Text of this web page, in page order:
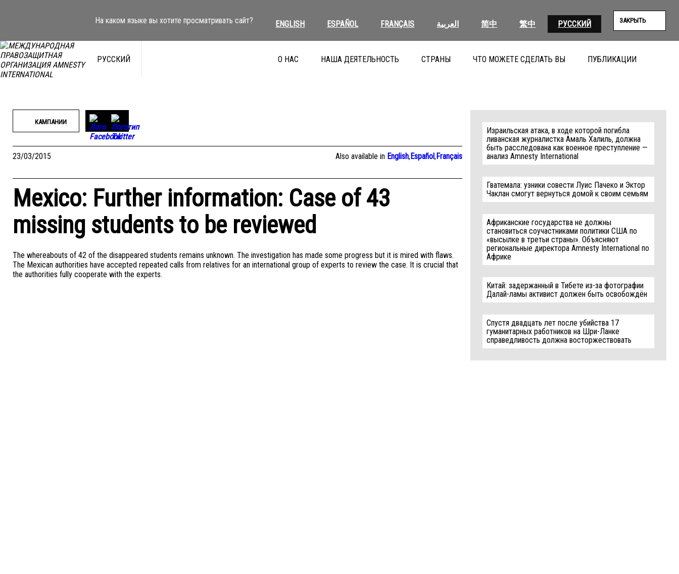
На каком языке вы хотите просматривать сайт? ENGLISH ESPAÑOL FRANÇAIS العربية 简中 繁中 РУССКИЙ ЗАКРЫТЬ
РУССКИЙ О НАС НАША ДЕЯТЕЛЬНОСТЬ СТРАНЫ ЧТО МОЖЕТЕ СДЕЛАТЬ ВЫ ПУБЛИКАЦИИ
КАМПАНИИ
23/03/2015 Also available in English,Español,Français
Mexico: Further information: Case of 43
missing students to be reviewed
The whereabouts of 42 of the disappeared students remains unknown. The investigation has made some progress but it is mired with flaws.
The Mexican authorities have accepted repeated calls from relatives for an international group of experts to review the case. It is crucial that
the authorities fully cooperate with the experts.
Израильская атака, в ходе которой погибла
ливанская журналистка Амаль Халиль, должна
быть расследована как военное преступление —
анализ Amnesty International
Гватемала: узники совести Луис Пачеко и Эктор
Чаклан смогут вернуться домой к своим семьям
Африканские государства не должны
становиться соучастниками политики США по
«высылке в третьи страны». Объясняют
региональные директора Amnesty International по
Африке
Китай: задержанный в Тибете из-за фотографии
Далай-ламы активист должен быть освобождён
Спустя двадцать лет после убийства 17
гуманитарных работников на Шри-Ланке
справедливость должна восторжествовать